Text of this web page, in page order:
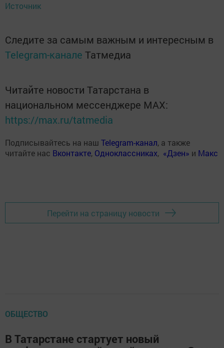
Источник
Следите за самым важным и интересным в
Telegram-канале Татмедиа
Читайте новости Татарстана в
национальном мессенджере MАХ:
https://max.ru/tatmedia
Подписывайтесь на наш Telegram-канал, а также
читайте нас Вконтакте, Одноклассниках, «Дзен» и Макс
Перейти на страницу новости
ОБЩЕСТВО
В Татарстане стартует новый